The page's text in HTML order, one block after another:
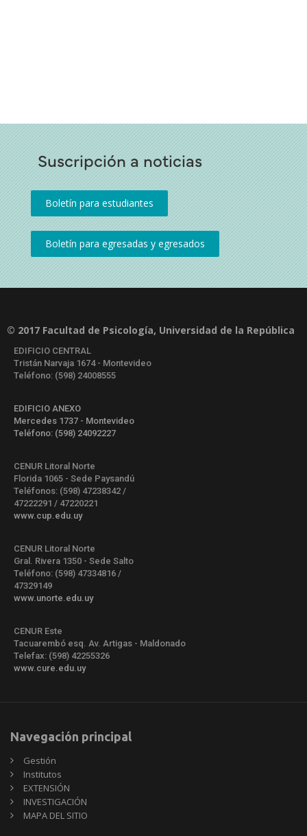
Suscripción a noticias
© 2017 Facultad de Psicología, Universidad de la República
EDIFICIO CENTRAL
Tristán Narvaja 1674 - Montevideo
Teléfono: (598) 24008555
EDIFICIO ANEXO
Mercedes 1737 - Montevideo
Teléfono: (598) 24092227
CENUR Litoral Norte
Florida 1065 - Sede Paysandú
Teléfonos: (598) 47238342 /
47222291 / 47220221
www.cup.edu.uy
CENUR Litoral Norte
Gral. Rivera 1350 - Sede Salto
Teléfono: (598) 47334816 /
47329149
www.unorte.edu.uy
CENUR Este
Tacuarembó esq. Av. Artigas - Maldonado
Telefax: (598) 42255326
www.cure.edu.uy
Navegación principal
Gestión
Institutos
EXTENSIÓN
INVESTIGACIÓN
MAPA DEL SITIO